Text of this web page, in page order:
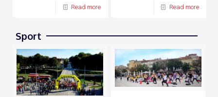
Read more Read more
Sport